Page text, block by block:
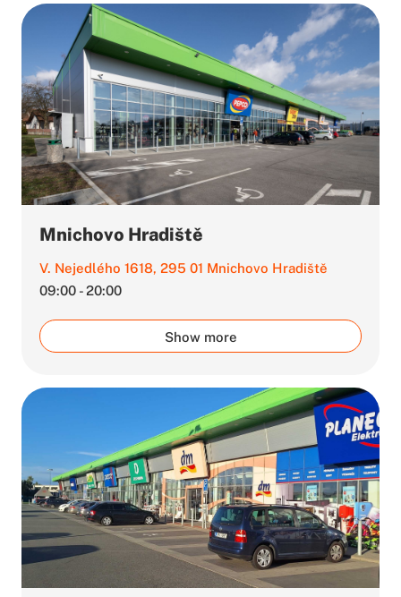
Mnichovo Hradiště
V. Nejedlého 1618, 295 01 Mnichovo Hradiště
09:00 - 20:00
Show more